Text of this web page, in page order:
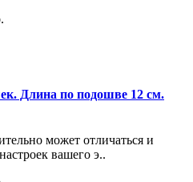
Длина по подошве 12 см.
может отличаться и
вашего э..